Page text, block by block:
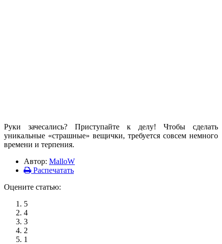
Руки зачесались? Приступайте к делу! Чтобы сделать
уникальные «страшные» вещички, требуется совсем немного
времени и терпения.
Автор: MalloW
Распечатать
Оцените статью:
5
4
3
2
1